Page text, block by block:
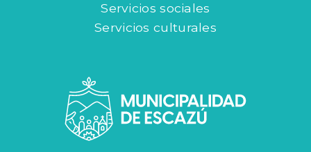
Servicios sociales
Servicios culturales